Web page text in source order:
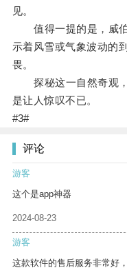
见。
值得一提的是，威伯
示着风雪或气象波动的
畏。
探秘这一自然奇观，
是让人惊叹不已。
#3#
评论
游客
这个是app神器
2024-08-23
游客
这款软件的售后服务非常好